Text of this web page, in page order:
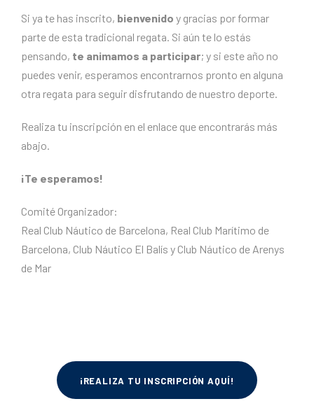
Si ya te has inscrito, bienvenido y gracias por formar
parte de esta tradicional regata. Si aún te lo estás
pensando, te animamos a participar; y si este año no
puedes venir, esperamos encontrarnos pronto en alguna
otra regata para seguir disfrutando de nuestro deporte.
Realiza tu inscripción en el enlace que encontrarás más
abajo.
¡Te esperamos!
Comité Organizador:
Real Club Náutico de Barcelona, Real Club Marítimo de
Barcelona, Club Náutico El Balís y Club Náutico de Arenys
de Mar
¡REALIZA TU INSCRIPCIÓN AQUÍ!